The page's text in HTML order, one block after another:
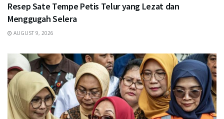
Resep Sate Tempe Petis Telur yang Lezat dan
Menggugah Selera
AUGUST 9, 2026